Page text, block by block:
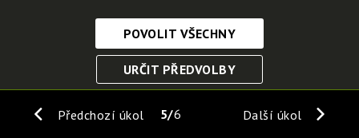
Předchozí úkol Další úkol
5 6
Nezbytně nutné cookies
Tyto soubory cookie jsou nezbytné, abyste se mohli
funkce. Bez těchto cookies by webové stránky
POVOLIT VŠECHNY
URČIT PŘEDVOLBY